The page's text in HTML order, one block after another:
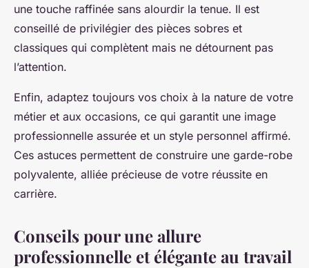
une touche raffinée sans alourdir la tenue. Il est
conseillé de privilégier des pièces sobres et
classiques qui complètent mais ne détournent pas
l’attention.
Enfin, adaptez toujours vos choix à la nature de votre
métier et aux occasions, ce qui garantit une image
professionnelle assurée et un style personnel affirmé.
Ces astuces permettent de construire une garde-robe
polyvalente, alliée précieuse de votre réussite en
carrière.
Conseils pour une allure
professionnelle et élégante au travail